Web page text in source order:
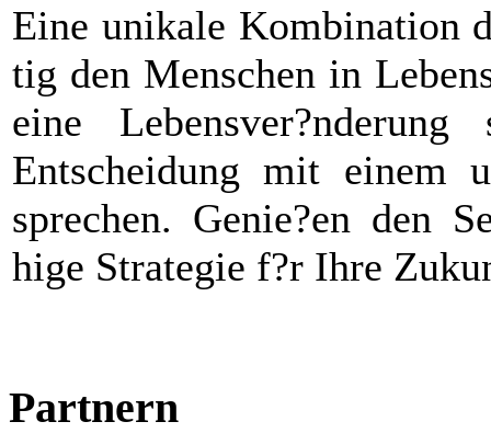
Eine unikale Kombination
tig den Menschen in
eine
Entscheidung mit einem
sprechen. Genie?en den
hige Strategie f?r Ihre
Partnern